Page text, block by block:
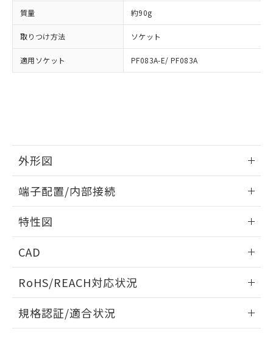
質量 約90g
取りつけ方法 ソケット
適用ソケット PF083A-E/ PF083A
外形図
外形図
端子配置/内部接続
端子配置/内部接続
特性図
開閉容量
CAD
ドすることができます。
ログイン/会員登録
RoHS/REACH対応状況
MKS2PN1 DC6のRoHS対応状況については、営業部門もしく
規格認証/適合状況
および当社の共同利用者が、当社の製
品・サービスに関するお客様との取
引・商談に必要な範囲で利用すること
をご了承ください。
※当社の共同利用者とは、"個人情報
の共同利用に関して"
の「1.共同利
下記の非含有証明書をダウンロードするこ
EU RoHS指令（10物質）の非含有証明書
51物質の非含有証明書（当社基準）
荷製品に未対応品が混在することから備考
欄に対応日を記載しておりました。
していることから、特段のことがない限
り、2022年1月12日より割愛しておりま
す。